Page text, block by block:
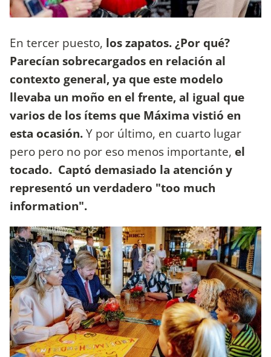
En tercer puesto, los zapatos. ¿Por qué?
Parecían sobrecargados en relación al
contexto general, ya que este modelo
llevaba un moño en el frente, al igual que
varios de los ítems que Máxima vistió en
esta ocasión.Y por último, en cuarto lugar
pero pero no por eso menos importante, el
tocado. Captó demasiado la atención y
representó un verdadero "too much
information".